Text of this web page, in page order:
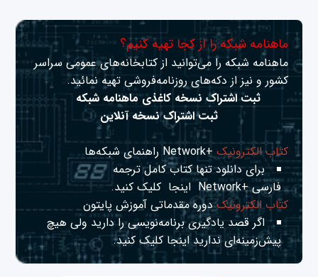
ماهنامه شبکه را از کجا تهیه کنیم؟
ماهنامه شبکه را می‌توانید از کتابخانه‌های عمومی سراسر
کشور و نیز از دکه‌های روزنامه‌فروشی تهیه نمائید.
ثبت اشتراک نسخه کاغذی ماهنامه شبکه
ثبت اشتراک نسخه آنلاین
کتاب الکترونیک+Network راهنمای شبکه‌ها
برای دانلود تنها کتاب کامل ترجمه
فارسی +Network
اینجا کلیک کنید.
کتاب الکترونیکدوره مقدماتی آموزش پایتون
اگر قصد یادگیری برنامه‌نویسی را دارید ولی هیچ
پیش‌زمینه‌ای نداریداینجا کلیک کنید.